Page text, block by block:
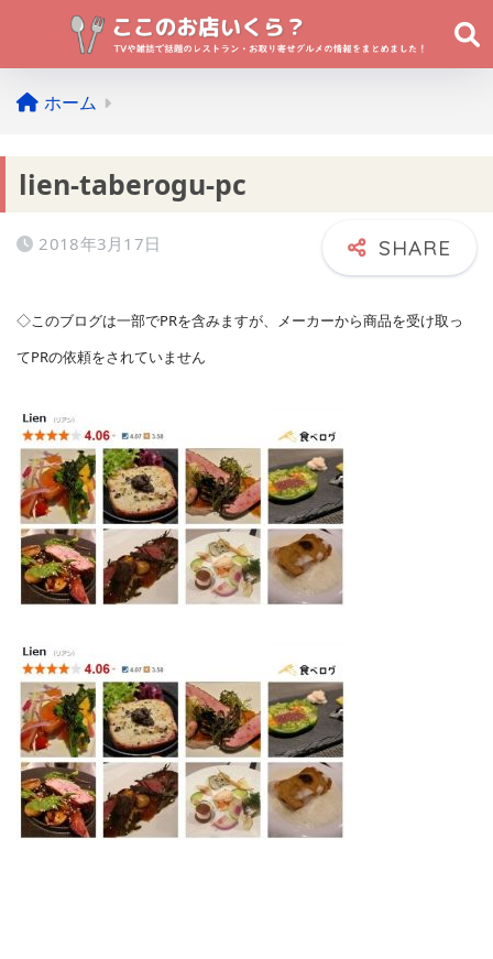
ホーム
lien-taberogu-pc
2018年3月17日
◇このブログは一部でPRを含みますが、メーカーから商品を受け取っ
てPRの依頼をされていません